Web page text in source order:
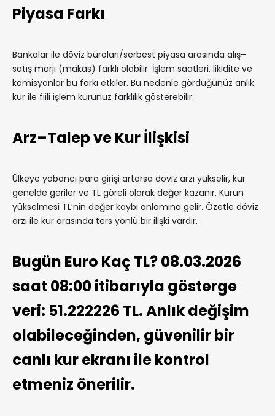
Piyasa Farkı
Bankalar ile döviz büroları/serbest piyasa arasında alış–
satış marjı (makas) farklı olabilir. İşlem saatleri, likidite ve
komisyonlar bu farkı etkiler. Bu nedenle gördüğünüz anlık
kur ile fiili işlem kurunuz farklılık gösterebilir.
Arz–Talep ve Kur İlişkisi
Ülkeye yabancı para girişi artarsa döviz arzı yükselir, kur
genelde geriler ve TL göreli olarak değer kazanır. Kurun
yükselmesi TL’nin değer kaybı anlamına gelir. Özetle döviz
arzı ile kur arasında ters yönlü bir ilişki vardır.
Bugün Euro Kaç TL? 08.03.2026
saat 08:00 itibarıyla gösterge
veri: 51.222226 TL. Anlık değişim
olabileceğinden, güvenilir bir
canlı kur ekranı ile kontrol
etmeniz önerilir.